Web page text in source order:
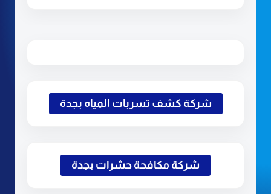
شركة كشف تسربات المياه بجدة
شركة مكافحة حشرات بجدة